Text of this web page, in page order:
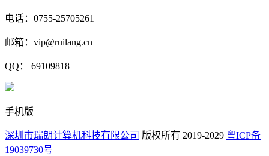
电话：0755-25705261
邮箱：vip@ruilang.cn
QQ： 69109818
手机版
深圳市瑞朗计算机科技有限公司 版权所有 2019-2029 粤ICP备
19039730号